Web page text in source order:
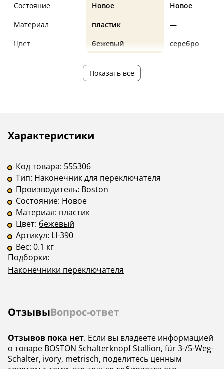
Состояние
Новое
Новое
Материал
пластик
—
Цвет
бежевый серебро
Показать все
Описание
Характеристики
Инструкции
Код товара: 555306
Тип: Наконечник для переключателя
Производитель: Boston
Состояние: Новое
Материал: пластик
Цвет: бежевый
Артикул: LI-390
Вес: 0.1 кг
Подборки:
Наконечники переключателя
ОтзывыВопрос-ответ
Отзывов пока нет. Если вы владеете информацией
о товаре BOSTON Schalterknopf Stallion, für 3-/5-Weg-
Schalter, ivory, metrisch, поделитесь ценным